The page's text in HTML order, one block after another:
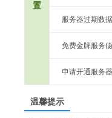
置
服务器过期数
免费金牌服务(
申请开通服务
温馨提示